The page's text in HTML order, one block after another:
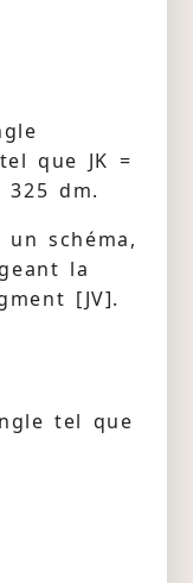
que JK =
dm.
schéma,
la
[JV].
tel que